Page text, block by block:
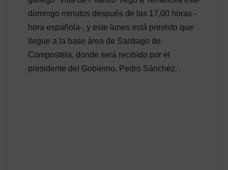
domingo minutos después de las 17,00 horas -
hora española-, y este lunes está previsto que
llegue a la base área de Santiago de
Compostela, donde será recibido por el
presidente del Gobierno, Pedro Sánchez.